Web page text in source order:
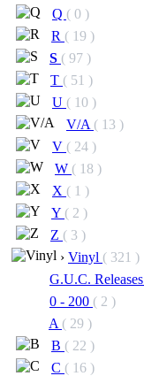
Q ( 0 )
R ( 19 )
S ( 97 )
T ( 51 )
U ( 10 )
V/A ( 13 )
V ( 24 )
W ( 18 )
X ( 1 )
Y ( 2 )
Z ( 3 )
› Vinyl ( 321 )
G.U.C. Releases
0 - 200 ( 2 )
A ( 29 )
B ( 22 )
C ( 16 )